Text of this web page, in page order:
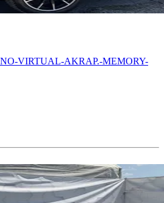
VIRTUAL-AKRAP.-MEMORY-